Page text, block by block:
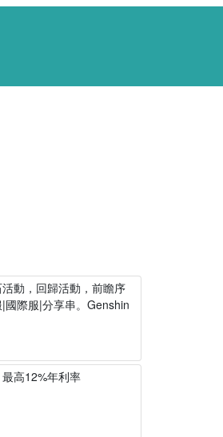
動，回歸活動，前瞻序
國際服|分享串。Genshin
高12%年利率